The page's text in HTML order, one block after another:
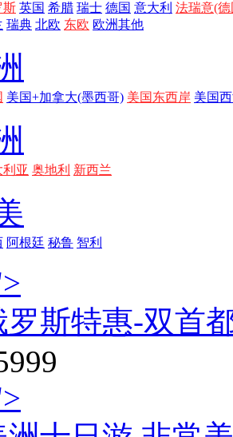
斯 英国 希腊 瑞士 德国 意大利 法瑞意(德
瑞典 北欧 东欧 欧洲其他
美国+加拿大(墨西哥) 美国东西岸 美国
亚 奥地利 新西兰
阿根廷 秘鲁 智利
罗斯特惠-双首